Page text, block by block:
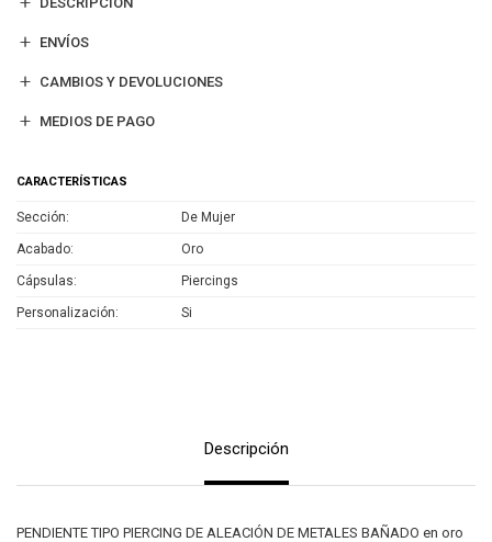
ENVÍOS
CAMBIOS Y DEVOLUCIONES
MEDIOS DE PAGO
CARACTERÍSTICAS
Sección De Mujer
Acabado Oro
Cápsulas Piercings
Personalización Si
Descripción
PENDIENTE TIPO PIERCING DE ALEACIÓN DE METALES BAÑADO en oro